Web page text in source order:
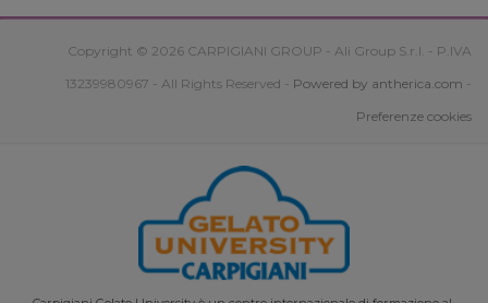
Copyright © 2026 CARPIGIANI GROUP - Ali Group S.r.l. - P.IVA
13239980967 - All Rights Reserved - Powered by antherica.com -
Preferenze cookies